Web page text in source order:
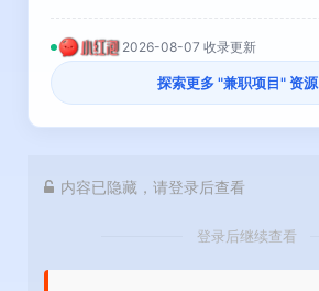
2026-08-07 收录更新
探索更多 "兼职项目" 资源
内容已隐藏，请登录后查看
登录后继续查看